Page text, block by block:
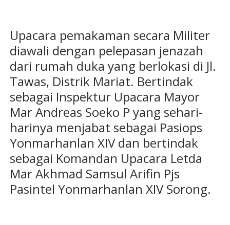
Upacara pemakaman secara Militer
diawali dengan pelepasan jenazah
dari rumah duka yang berlokasi di Jl.
Tawas, Distrik Mariat. Bertindak
sebagai Inspektur Upacara Mayor
Mar Andreas Soeko P yang sehari-
harinya menjabat sebagai Pasiops
Yonmarhanlan XIV dan bertindak
sebagai Komandan Upacara Letda
Mar Akhmad Samsul Arifin Pjs
Pasintel Yonmarhanlan XIV Sorong.